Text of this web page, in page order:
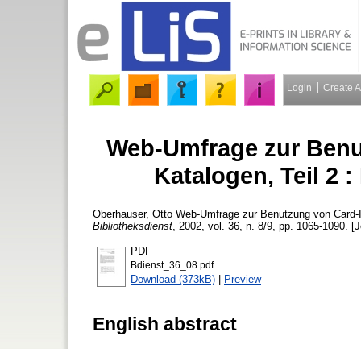
Login Create
Web-Umfrage zur
Katalogen, Teil 2
Oberhauser, Otto Web-Umfrage zur Benutzung von
Bibliotheksdienst , 2002, vol. 36, n. 8/9, pp. 1065-1090.
PDF
Bdienst_36_08.pdf
Download (373kB) | Preview
English abstract